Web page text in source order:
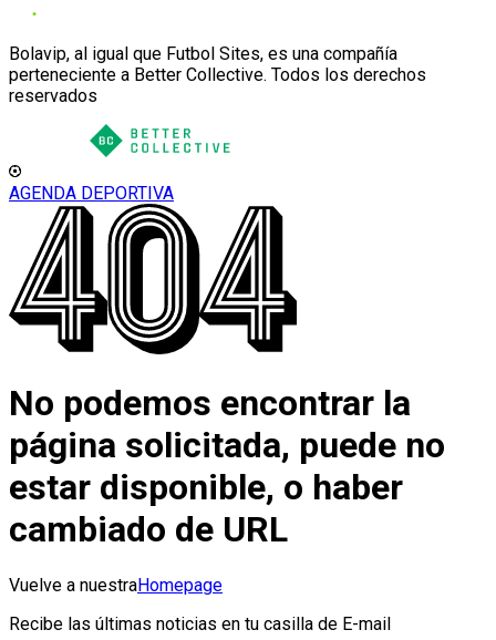
Bolavip, al igual que Futbol Sites, es una compañía
perteneciente a Better Collective. Todos los derechos
reservados
AGENDA DEPORTIVA
No podemos encontrar la
página solicitada, puede no
estar disponible, o haber
cambiado de URL
Vuelve a nuestraHomepage
Recibe las últimas noticias en tu casilla de E-mail